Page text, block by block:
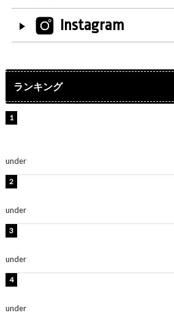
Instagram
ランキング
under
under
under
under